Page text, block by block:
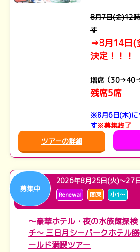
8月7日(金)12
す
⇒8月14日(
決定！！！
増席（
残席5席
※8月6日(木)に
す※募集終了
ツアーの詳細
募集中
2026年8月25日(火)～27
Renewal 関東 小1～
～豪華ホテル・夜の水族館探
チ～ 三日月シーパークホテル
ールド満喫ツアー